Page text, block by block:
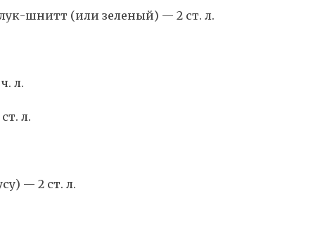
шнитт (или зеленый) — 2 ст. л.
л.
л.
— 2 ст. л.